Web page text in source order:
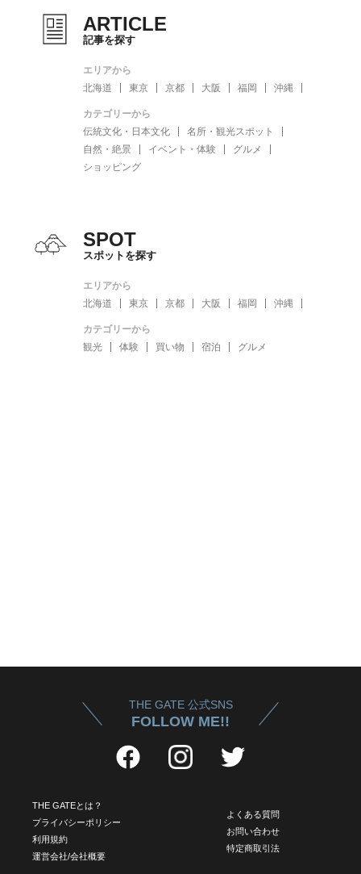
ARTICLE
記事を探す
エリアから
北海道
東京 京都 大阪 福岡 沖縄
カテゴリーから
伝統文化・日本文化
名所・観光スポット
自然・絶景
イベント・体験
グルメ
ショッピング
SPOT
スポットを探す
エリアから
北海道
東京 京都 大阪 福岡 沖縄
カテゴリーから
観光
体験 買い物 宿泊 グルメ
THE GATE 公式SNS
FOLLOW ME!!
THE GATEとは？
プライバシーポリシー
利用規約
運営会社/会社概要
よくある質問
お問い合わせ
特定商取引法